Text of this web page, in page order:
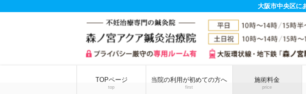
大阪市中央区に
TOPページ
top
当院の利用が初めての方へ
first
施術料金
price